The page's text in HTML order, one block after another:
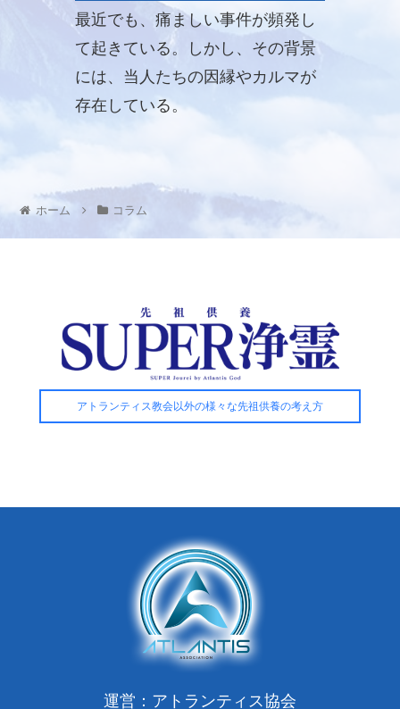
最近でも、痛ましい事件が頻発し
て起きている。しかし、その背景
には、当人たちの因縁やカルマが
存在している。
ホーム コラム
アトランティス教会以外の様々な先祖供養の考え方
運営：アトランティス協会